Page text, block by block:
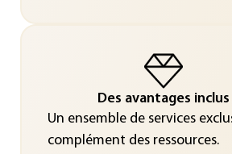
Des avantages inclus
Un ensemble de services
complément des ressources.